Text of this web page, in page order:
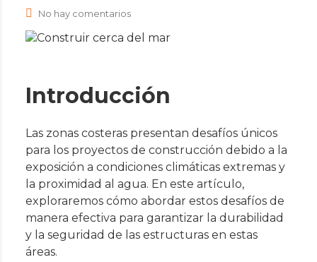
No hay comentarios
Introducción
Las zonas costeras presentan desafíos únicos
para los proyectos de construcción debido a la
exposición a condiciones climáticas extremas y
la proximidad al agua. En este artículo,
exploraremos cómo abordar estos desafíos de
manera efectiva para garantizar la durabilidad
y la seguridad de las estructuras en estas
áreas.